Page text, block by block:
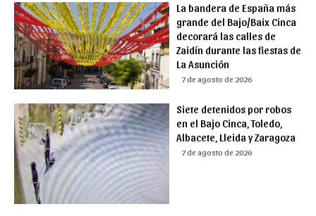
La bandera de España más
grande del Bajo/Baix Cinca
decorará las calles de
Zaidín durante las fiestas de
La Asunción
7 de agosto de 2026
Siete detenidos por robos
en el Bajo Cinca, Toledo,
Albacete, Lleida y Zaragoza
7 de agosto de 2026